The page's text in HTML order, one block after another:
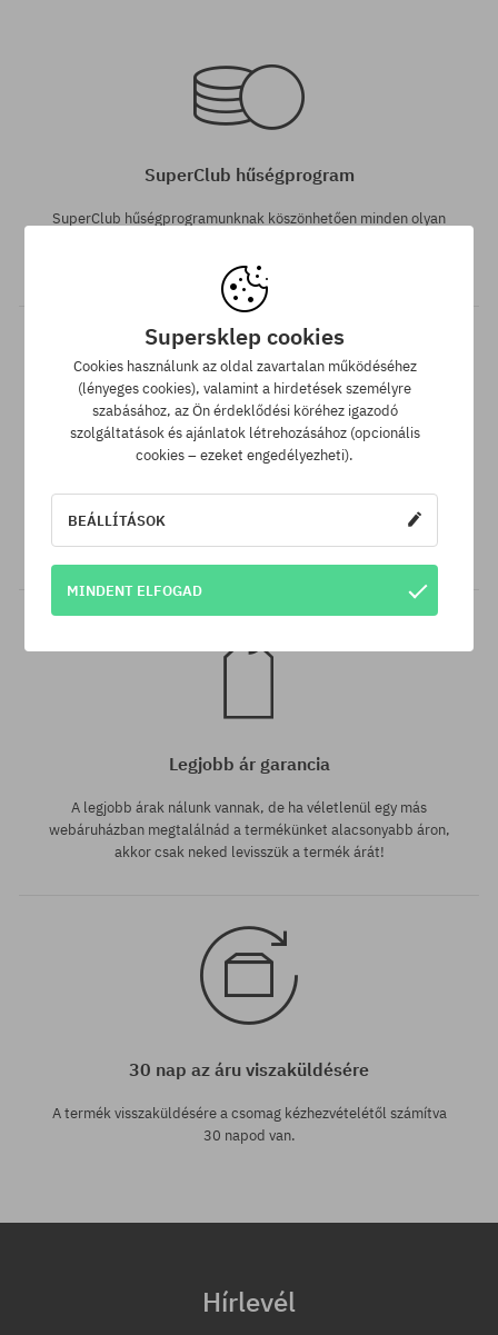
M; L; XL
Elérhető méretek:
SuperClub hűségprogram
SuperClub hűségprogramunknak köszönhetően minden olyan
vásárlás összegétől függően akár a végösszeg 12%-át jóváírjuk!
Minden 25 000 Ft. feletti megrendelést INGYEN szállítunk GLS
átvételi pontokra.
Legjobb ár garancia
A legjobb árak nálunk vannak, de ha véletlenül egy más
webáruházban megtalálnád a termékünket alacsonyabb áron,
akkor csak neked levisszük a termék árát!
30 nap az áru viszaküldésére
A termék visszaküldésére a csomag kézhezvételétől számítva
30 napod van.
Hírlevél
Supersklep cookies
Cookies használunk az oldal zavartalan működéséhez
(lényeges cookies), valamint a hirdetések személyre
szabásához, az Ön érdeklődési köréhez igazodó
szolgáltatások és ajánlatok létrehozásához (opcionális
cookies – ezeket engedélyezheti).
BEÁLLÍTÁSOK
MINDENT ELFOGAD